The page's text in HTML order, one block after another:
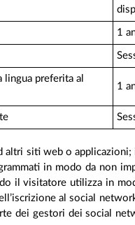
1
preferita al
1
altri siti web o
in modo da non
il visitatore utilizza in
al social
dei gestori dei social